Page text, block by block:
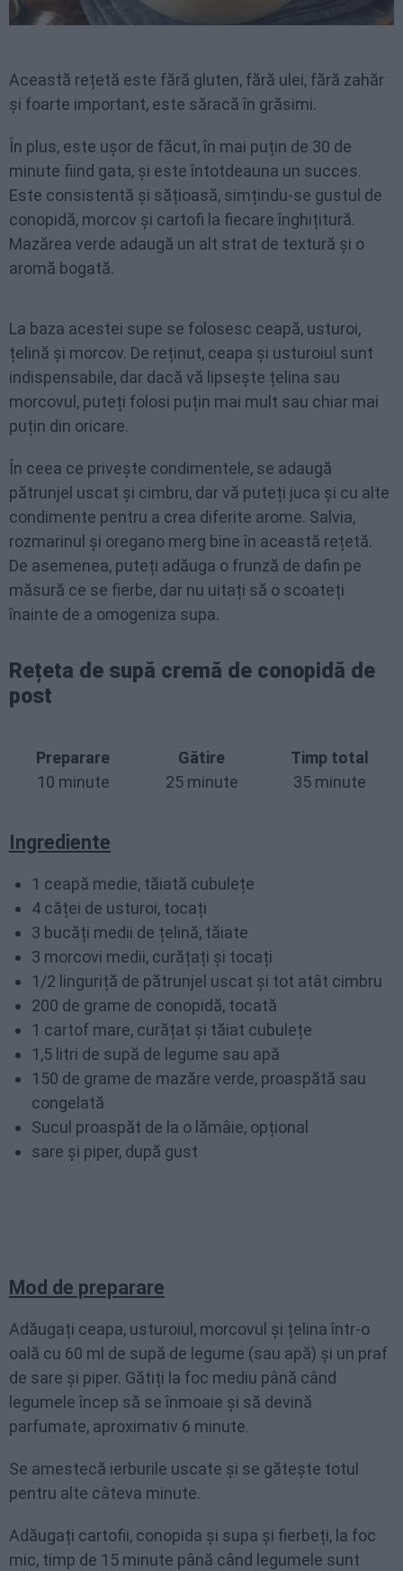
Această rețetă este fără gluten, fără ulei, fără zahăr
și foarte important, este săracă în grăsimi.
În plus, este ușor de făcut, în mai puțin de 30 de
minute fiind gata, și este întotdeauna un succes.
Este consistentă și sățioasă, simțindu-se gustul de
conopidă, morcov și cartofi la fiecare înghițitură.
Mazărea verde adaugă un alt strat de textură și o
aromă bogată.
La baza acestei supe se folosesc ceapă, usturoi,
țelină și morcov. De reținut, ceapa și usturoiul sunt
indispensabile, dar dacă vă lipsește țelina sau
morcovul, puteți folosi puțin mai mult sau chiar mai
puțin din oricare.
În ceea ce privește condimentele, se adaugă
pătrunjel uscat și cimbru, dar vă puteți juca și cu alte
condimente pentru a crea diferite arome. Salvia,
rozmarinul și oregano merg bine în această rețetă.
De asemenea, puteți adăuga o frunză de dafin pe
măsură ce se fierbe, dar nu uitați să o scoateți
înainte de a omogeniza supa.
Rețeta de supă cremă de conopidă de
post
Preparare
10 minute
Gătire
25 minute
Timp total
35 minute
Ingrediente
1 ceapă medie, tăiată cubulețe
4 căței de usturoi, tocați
3 bucăți medii de țelină, tăiate
3 morcovi medii, curățați și tocați
1/2 linguriță de pătrunjel uscat și tot atât cimbru
200 de grame de conopidă, tocată
1 cartof mare, curățat și tăiat cubulețe
1,5 litri de supă de legume sau apă
150 de grame de mazăre verde, proaspătă sau
congelată
Sucul proaspăt de la o lămâie, opțional
sare și piper, după gust
Mod de preparare
Adăugați ceapa, usturoiul, morcovul și țelina într-o
oală cu 60 ml de supă de legume (sau apă) și un praf
de sare și piper. Gătiți la foc mediu până când
legumele încep să se înmoaie și să devină
parfumate, aproximativ 6 minute.
Se amestecă ierburile uscate și se gătește totul
pentru alte câteva minute.
Adăugați cartofii, conopida și supa și fierbeți, la foc
mic, timp de 15 minute până când legumele sunt